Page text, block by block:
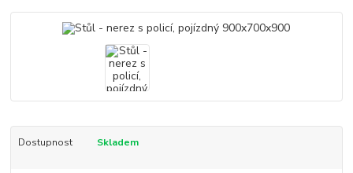
Dostupnost Skladem